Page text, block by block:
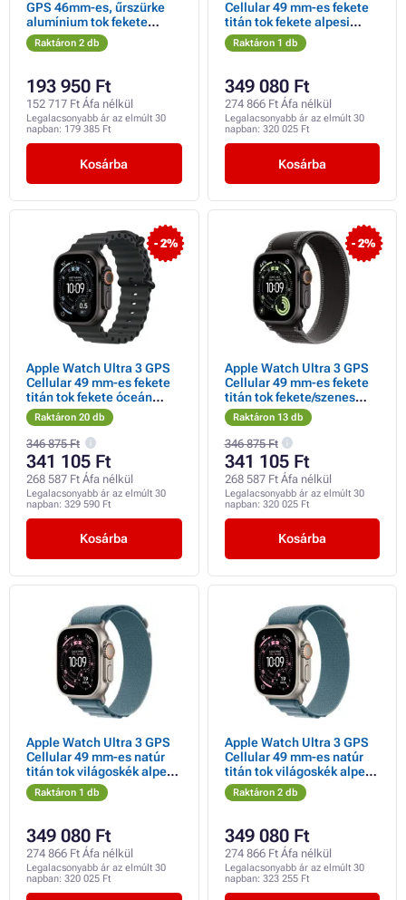
GPS 46mm-es, űrszürke
alumínium tok fekete
sportpánttal - M/L
Raktáron 2 db
193 950 Ft
152 717 Ft Áfa nélkül
Legalacsonyabb ár az elmúlt 30
napban: 179 385 Ft
Kosárba
Cellular 49 mm-es fekete
titán tok fekete alpesi
hurokkal - nagyméretű
Raktáron 1 db
349 080 Ft
274 866 Ft Áfa nélkül
Legalacsonyabb ár az elmúlt 30
napban: 320 025 Ft
Kosárba
- 2%
Apple Watch Ultra 3 GPS
Cellular 49 mm-es fekete
titán tok fekete óceán
szíjjal
Raktáron 20 db
346 875 Ft
341 105 Ft
268 587 Ft Áfa nélkül
Legalacsonyabb ár az elmúlt 30
napban: 329 590 Ft
Kosárba
- 2%
Apple Watch Ultra 3 GPS
Cellular 49 mm-es fekete
titán tok fekete/szenes
Trail Loop hurokkal - M/L
Raktáron 13 db
346 875 Ft
341 105 Ft
268 587 Ft Áfa nélkül
Legalacsonyabb ár az elmúlt 30
napban: 320 025 Ft
Kosárba
Apple Watch Ultra 3 GPS
Cellular 49 mm-es natúr
titán tok világoskék alpesi
hurokkal - közepes méretű
Raktáron 1 db
349 080 Ft
274 866 Ft Áfa nélkül
Legalacsonyabb ár az elmúlt 30
napban: 320 025 Ft
Apple Watch Ultra 3 GPS
Cellular 49 mm-es natúr
titán tok világoskék alpesi
hurokkal - nagyméretű
Raktáron 2 db
349 080 Ft
274 866 Ft Áfa nélkül
Legalacsonyabb ár az elmúlt 30
napban: 323 255 Ft